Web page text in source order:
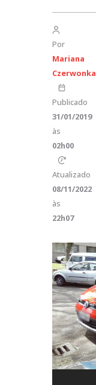
Por
Mariana
Czerwonka
Publicado
31/01/2019
às
02h00
Atualizado
08/11/2022
às
22h07